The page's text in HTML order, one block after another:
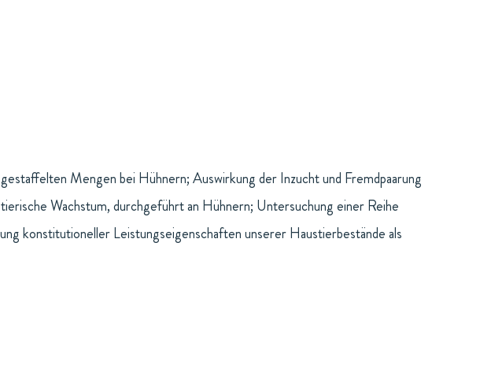
Mengen bei Hühnern; Auswirkung der Inzucht und Fremdpaarung
Wachstum, durchgeführt an Hühnern; Untersuchung einer Reihe
konstitutioneller Leistungseigenschaften unserer Haustierbestände als